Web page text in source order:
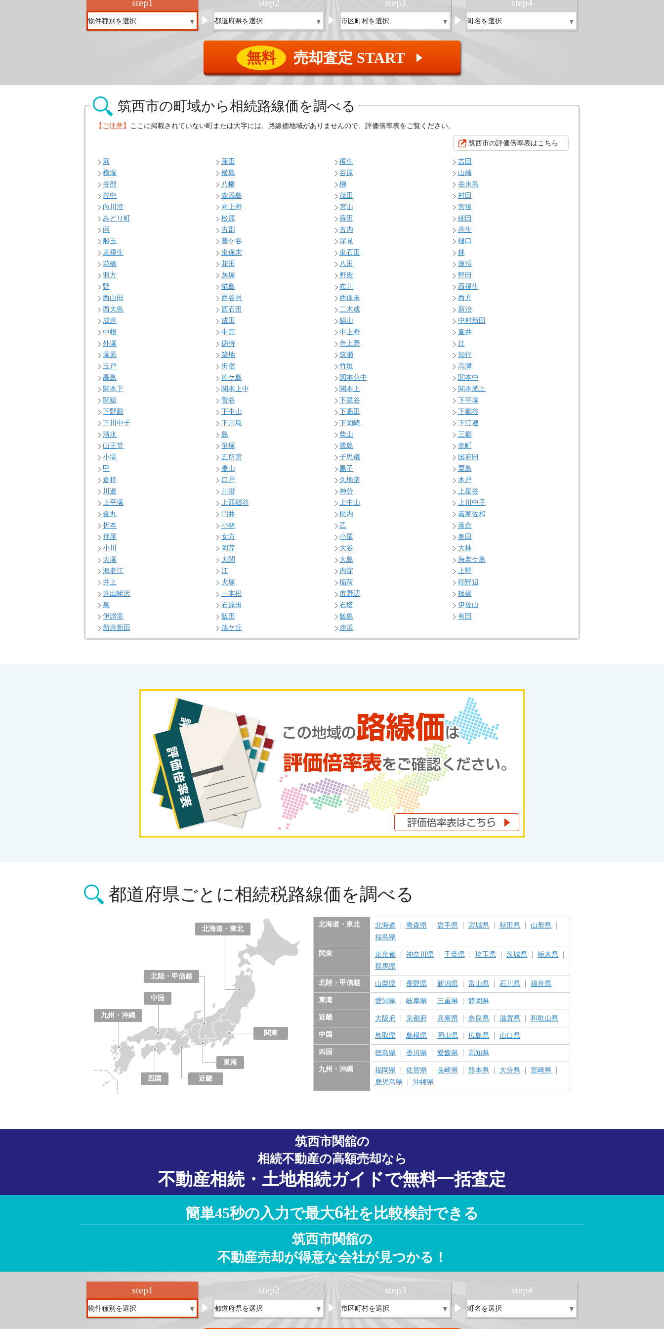
step1 step2 step3 step4
無料 売却査定 START ▲
筑西市の町域から相続路線価を調べる
【ご注意】 ここに掲載されていない町または大字には、路線価地域がありませんので、評価倍率表をご覧ください。
筑西市の評価倍率表はこちら
蕨 蓬田 榎生
吉田
横塚
横島 谷原
山崎
谷部
八幡 柳
谷永島
谷中
森添島 茂田
村田
向川澄
向上野 宮山
宮後
みどり町
松原 蒔田
細田
丙
古郡 古内
舟生
船玉
藤ケ谷 深見
樋口
東榎生
東保末 東石田
林
花橋
花田 八田
蓮沼
羽方
灰塚 野殿
野田
野
猫島 布川
西榎生
西山田
西谷貝 西保末
西方
西大島
西石田 二木成
新治
成井
成田 鍋山
中村新田
中根
中舘 中上野
直井
外塚
徳持 寺上野
辻
塚原
築地 筑瀬
知行
玉戸
田宿 竹垣
高津
高島
掉ケ島 関本分中
関本中
関本下
関本上中 関本上
関本肥土
関舘
菅谷 下星谷
下平塚
下野殿
下中山 下高田
下郷谷
下川中子
下川島 下岡崎
下江連
清水
島 柴山
三郷
山王堂
笹塚 鷺島
幸町
小塙
五所宮 子思儀
国府田
甲
桑山 黒子
栗島
倉持
口戸 久地楽
木戸
川連
川澄 神分
上星谷
上平塚
上西郷谷 上中山
上川中子
金丸
門井 梶内
嘉家佐和
折本
小林 乙
落合
押尾
女方 小栗
奥田
小川
岡芹 大谷
大林
大塚
大関 大島
海老ケ島
海老江
江 内淀
上野
井上
犬塚 稲荷
稲野辺
井出蛯沢
一本松 市野辺
板橋
泉
石原田 石塔
伊佐山
伊讃美
飯田 飯島
有田
新井新田
旭ケ丘 赤浜
都道府県ごとに相続税路線価を調べる
北海道・東北
関東
北陸・甲信越
東海
愛知県
岐阜県
三重県
静岡県
近畿
中国
四国
九州・沖縄
北海道・東北 北海道 青森県 岩手県 宮城県 秋田県
山形県
福島県
関東 東京都 神奈川県 千葉県 埼玉県 茨城県
栃木県
群馬県
北陸・甲信越 山梨県 長野県 新潟県 富山県 石川県 福井県
東海 愛知県 岐阜県 三重県 静岡県
近畿 大阪府 京都府 兵庫県 奈良県 滋賀県 和歌山県
中国 鳥取県 島根県 岡山県 広島県 山口県
四国 徳島県 香川県 愛媛県 高知県
九州・沖縄 福岡県 佐賀県 長崎県 熊本県 大分県
宮崎県
鹿児島県
沖縄県
筑西市関舘の
相続不動産の高額売却なら
不動産相続・土地相続ガイドで無料一括査定
簡単45秒の入力で最大6社を比較検討できる
筑西市関舘の
不動産売却が得意な会社が見つかる！
step1 step2 step3 step4